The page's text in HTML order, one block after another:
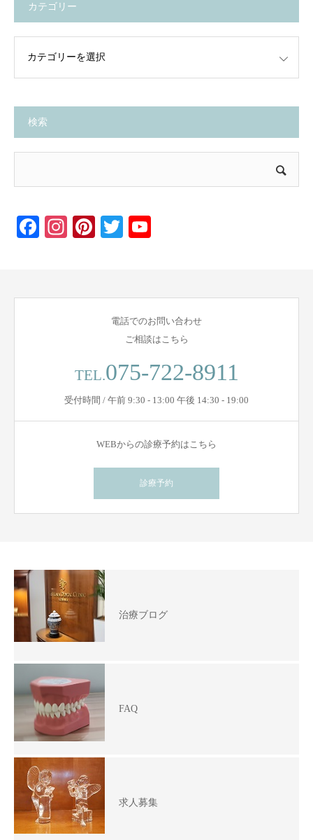
カテゴリー
検索
Facebook
Instagram
Pinterest
Twitter
電話でのお問い合わせ
ご相談はこちら
TEL.075-722-8911
受付時間 / 午前 9:30 - 13:00 午後 14:30 - 19:00
WEBからの診療予約はこちら
診療予約
治療ブログ
FAQ
求人募集